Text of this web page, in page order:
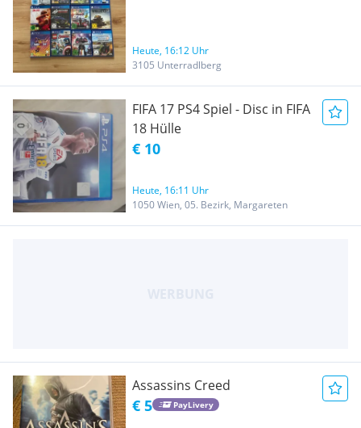
Heute, 16:12 Uhr
3105 Unterradlberg
FIFA 17 PS4 Spiel - Disc in FIFA
18 Hülle
€ 10
Heute, 16:11 Uhr
1050 Wien, 05. Bezirk, Margareten
Assassins Creed
€ 5 PayLivery